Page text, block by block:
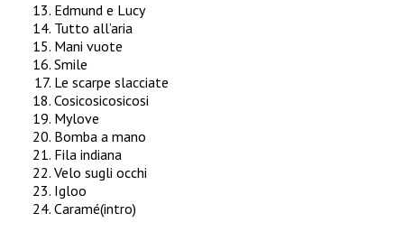
Edmund e Lucy
Tutto all’aria
Mani vuote
Smile
Le scarpe slacciate
Cosicosicosicosi
Mylove
Bomba a mano
Fila indiana
Velo sugli occhi
Igloo
Caramé(intro)